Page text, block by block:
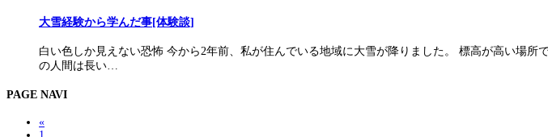
大雪経験から学んだ事[体験談]
白い色しか見えない恐怖 今から2年前、私が住んでいる地域に大雪が降りました。 標高が高い場
の人間は長い…
PAGE NAVI
«